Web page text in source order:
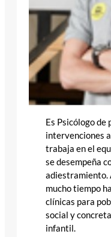
Es Psicólogo
intervenciones
trabaja en el
se desempeña
adiestramiento.
mucho tiempo
clínicas para
social y
infantil.